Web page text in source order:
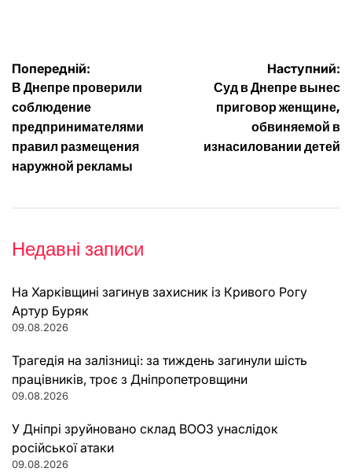
Навігація
записів
Попередній:
В Днепре проверили
соблюдение
предпринимателями
правил размещения
наружной рекламы
Наступний:
Суд в Днепре вынес
приговор женщине,
обвиняемой в
изнасиловании детей
Недавні записи
На Харківщині загинув захисник із Кривого Рогу
Артур Буряк
09.08.2026
Трагедія на залізниці: за тиждень загинули шість
працівників, троє з Дніпропетровщини
09.08.2026
У Дніпрі зруйновано склад ВООЗ унаслідок
російської атаки
09.08.2026